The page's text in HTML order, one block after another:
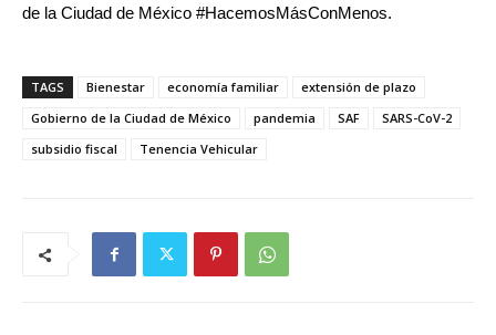
de la Ciudad de México #HacemosMásConMenos.
TAGS Bienestar economía familiar
extensión de plazo
Gobierno de la Ciudad de México
pandemia SAF
SARS-CoV-2
subsidio fiscal
Tenencia Vehicular